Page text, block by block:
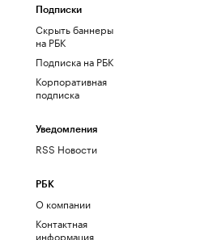
Подписки
Скрыть баннеры
на РБК
Подписка на РБК
Корпоративная
подписка
Уведомления
RSS Новости
РБК
О компании
Контактная
информация